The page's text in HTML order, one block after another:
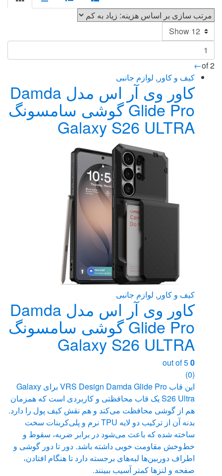
low
of 2
←
کیف و کاور , لوازم جانبی
کاور وی آر اس مدل Damda
Glide Pro گوشی سامسونگ
Galaxy S26 ULTRA
کیف و کاور , لوازم جانبی
کاور وی آر اس مدل Damda
Glide Pro گوشی سامسونگ
Galaxy S26 ULTRA
0
(0)
این قاب VRS Design Damda Glide Pro برای Galaxy
S26 Ultra یک قاب محافظتی و کاربردی است که همزمان
هم از گوشی محافظت می‌کند و هم نقش کیف پول را دارد.
بدنه آن از ترکیب دو لایه TPU نرم و پلی‌کربنات سخت
ساخته شده که باعث می‌شود در برابر ضربه، سقوط و
خط‌وخش مقاومت خوبی داشته باشد. دور تا دور گوشی و
اطراف دوربین‌ها لبه‌های برجسته دارد تا هنگام افتادن،
صفحه و لنزها کمتر آسیب ببینند.